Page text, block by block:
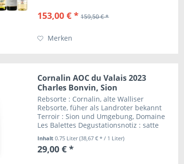
153,00 € * 159,50 € *
Merken
Cornalin AOC du Valais 2023
Charles Bonvin, Sion
Rebsorte : Cornalin, alte Walliser
Rebsorte, füher als Landroter bekannt
Terroir : Sion und Umgebung, Domaine
Les Balettes Degustationsnotiz : satte
beeriges Bukett, schwarze Kirschen,
angenehme...
Inhalt0.75 Liter(38,67 € * / 1 Liter)
29,00 € *